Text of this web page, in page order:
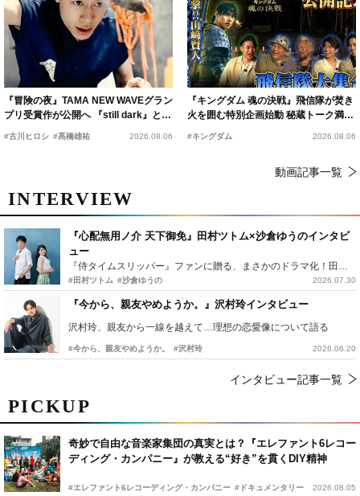
PICKUP
奇妙で自由な音楽家集団の真実とは？『エレファント6レコー
ディング・カンパニー』が教える“好き”を貫くDIY精神
#エレファント6レコーディング・カンパニー #ドキュメンタリー 2026.08.05
『冒険の夜』TAMA NEW WAVEグラン
プリ受賞作が公開へ 『still dark』と同
時上映決定
#古川ヒロシ #髙橋雄祐 2026.08.06
『キングダム 魂の決戦』飛信隊が焚き
火を囲む特別企画始動 秘蔵トーク満載
の“キングダムキャンプ”開催
#キングダム 2026.08.06
動画記事一覧
INTERVIEW
『心配無用ノ介 天下御免』田村ツトム×沙倉ゆうのインタビ
ュー
『侍タイムスリッパー』ファンに贈る、まさかのドラマ化！田村ツトム×沙倉ゆうのが語る『心配無用ノ介』撮影秘話
#田村ツトム #沙倉ゆうの 2026.07.30
『今から、親友やめようか。』沢村玲インタビュー
沢村玲、親友から一線を越えて…理想の恋愛像について語る
#今から、親友やめようか。 #沢村玲 2026.06.20
インタビュー記事一覧